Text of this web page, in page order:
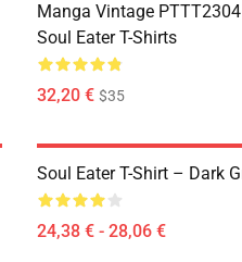
Manga Vintage
Soul Eater T-Shirts
32,20 € $35
Soul Eater T-Shirt – Dark
24,38 € - 28,06 €